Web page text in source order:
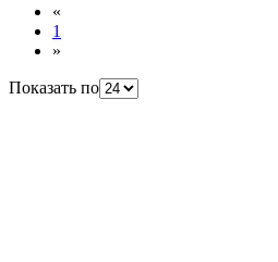
«
1
»
Показать по